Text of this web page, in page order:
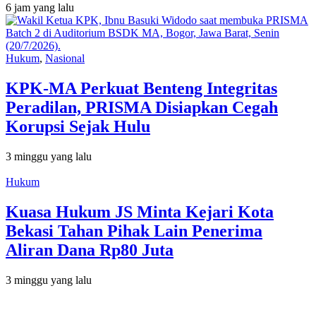
6 jam yang lalu
Hukum, Nasional
KPK-MA Perkuat Benteng Integritas
Peradilan, PRISMA Disiapkan Cegah
Korupsi Sejak Hulu
3 minggu yang lalu
Hukum
Kuasa Hukum JS Minta Kejari Kota
Bekasi Tahan Pihak Lain Penerima
Aliran Dana Rp80 Juta
3 minggu yang lalu